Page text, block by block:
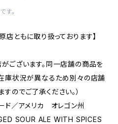
す。
ともに取り扱っております】
ございます。同一店舗の商品を
庫状況が異なるため別々の店舗
のでご了承ください。）
／アメリカ オレゴン州
SOUR ALE WITH SPICES